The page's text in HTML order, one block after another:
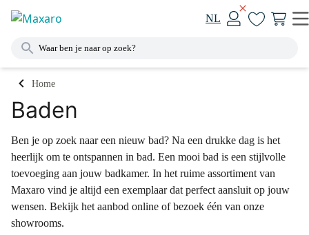
NL
Home
Baden
Ben je op zoek naar een nieuw bad? Na een drukke dag is het
heerlijk om te ontspannen in bad. Een mooi bad is een stijlvolle
toevoeging aan jouw badkamer. In het ruime assortiment van
Maxaro vind je altijd een exemplaar dat perfect aansluit op jouw
wensen. Bekijk het aanbod online of bezoek één van onze
showrooms.